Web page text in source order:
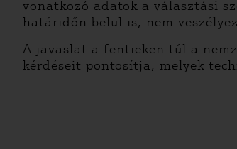
vonatkozó adatok a választási
határidőn belül is, nem
A javaslat a fentieken túl a
kérdéseit pontosítja, melyek